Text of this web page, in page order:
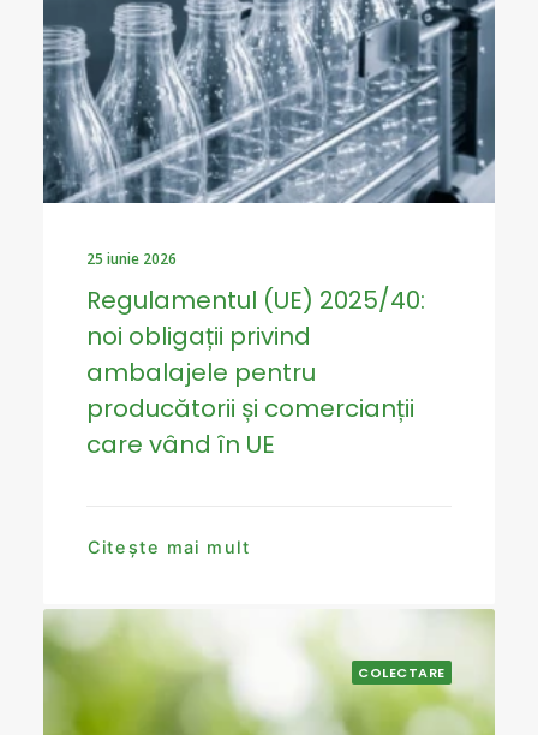
25 iunie 2026
Regulamentul (UE) 2025/40:
noi obligații privind
ambalajele pentru
producătorii și comercianții
care vând în UE
Citește mai mult
COLECTARE